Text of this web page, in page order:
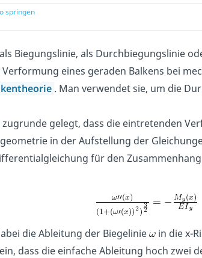
springen
Biegungslinie, als Durchbiegungslinie
eines geraden Balkens bei
. Man verwendet sie, um die
gelegt, dass die eintretenden
in der Aufstellung der
für den
die Ableitung der Biegelinie
in die x-
dass die einfache Ableitung hoch zwei